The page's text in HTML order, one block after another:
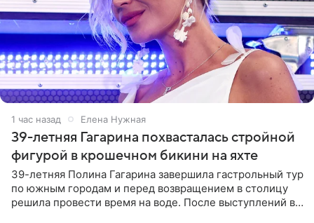
1 час назад Елена Нужная
39-летняя Гагарина похвасталась стройной
фигурой в крошечном бикини на яхте
39-летняя Полина Гагарина завершила гастрольный тур
по южным городам и перед возвращением в столицу
решила провести время на воде. После выступлений в